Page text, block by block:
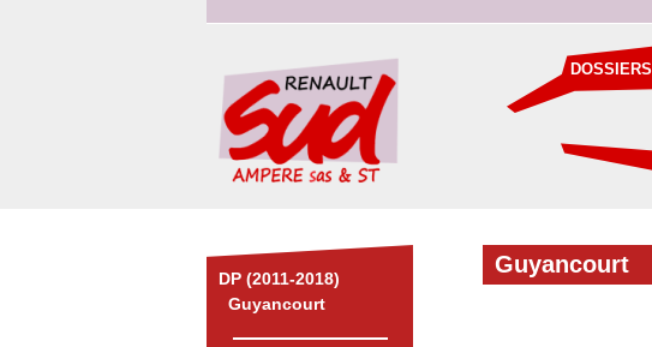
DOSSIERS
DP (2011-2018)
Guyancourt
Guyancourt